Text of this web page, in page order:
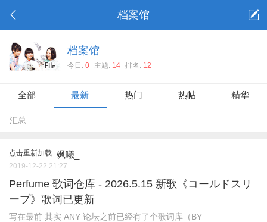
档案馆
档案馆
今日: 0 主题: 14 排名: 12
全部 最新 热门 热帖 精华
汇总
点击重新加载 飒曦_
2019-12-22 21:27
Perfume 歌词仓库 - 2026.5.15 新歌《コールドスリ
ープ》歌词已更新
写在最前 其实 ANY 论坛之前已经有了个歌词库（BY